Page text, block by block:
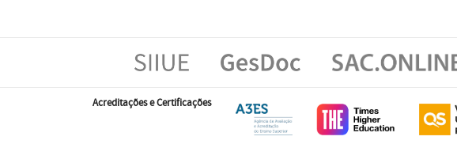
Acreditações e Certificações